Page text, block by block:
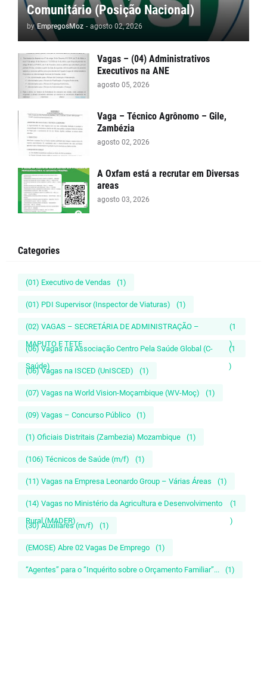
Comunitário (Posição Nacional)
by EmpregosMoz - agosto 02, 2026
Vagas – (04) Administrativos
Executivos na ANE
agosto 05, 2026
Vaga – Técnico Agrônomo – Gile,
Zambézia
agosto 02, 2026
A Oxfam está a recrutar em Diversas
areas
agosto 03, 2026
Categories
(01) Executivo de Vendas (1)
(01) PDI Supervisor (Inspector de Viaturas) (1)
(02) VAGAS – SECRETÁRIA DE ADMINISTRAÇÃO –
MAPUTO E TETE
(1
)
(06) Vagas na Associação Centro Pela Saúde Global (C-
Saúde)
(1
)
(06) Vagas na ISCED (UnISCED) (1)
(07) Vagas na World Vision-Moçambique (WV-Moç) (1)
(09) Vagas – Concurso Público (1)
(1) Oficiais Distritais (Zambezia) Mozambique (1)
(106) Técnicos de Saúde (m/f) (1)
(11) Vagas na Empresa Leonardo Group – Várias Áreas (1)
(14) Vagas no Ministério da Agricultura e Desenvolvimento
Rural (MADER)
(1
)
(30) Auxiliares (m/f) (1)
(EMOSE) Abre 02 Vagas De Emprego (1)
“Agentes” para o “Inquérito sobre o Orçamento Familiar”... (1)